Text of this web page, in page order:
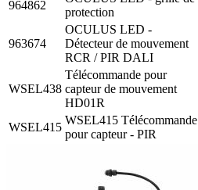
964862
protection
963674
OCULUS LED -
Détecteur de mouvement
RCR / PIR DALI
WSEL438
Télécommande pour
capteur de mouvement
HD01R
WSEL415
WSEL415 Télécommande
pour capteur - PIR